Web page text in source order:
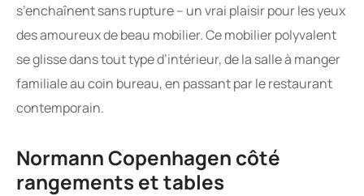
s’enchaînent sans rupture – un vrai plaisir pour les yeux
des amoureux de beau mobilier. Ce mobilier polyvalent
se glisse dans tout type d’intérieur, de la salle à manger
familiale au coin bureau, en passant par le restaurant
contemporain.
Normann Copenhagen côté
rangements et tables